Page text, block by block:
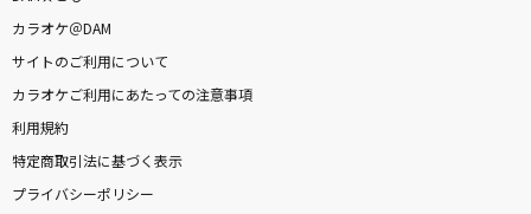
SUPER BEAVER
AIZO
[生音]春の歌
スピッツ
カラオケ＠DAM
サイトのご利用について
カラオケご利用にあたっての注意事項
利用規約
特定商取引法に基づく表示
プライバシーポリシー